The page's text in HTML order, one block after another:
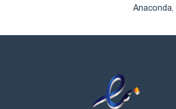
Anaconda,